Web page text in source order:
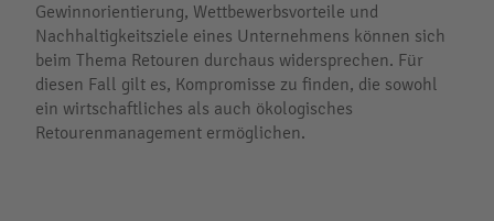
Gewinnorientierung, Wettbewerbsvorteile und
Nachhaltigkeitsziele eines Unternehmens können sich
beim Thema Retouren durchaus widersprechen. Für
diesen Fall gilt es, Kompromisse zu finden, die sowohl
ein wirtschaftliches als auch ökologisches
Retourenmanagement ermöglichen.